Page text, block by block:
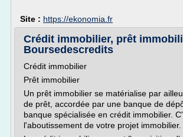
Site : https://ekonomia.fr
Crédit immobilier, prêt
Boursedescredits
Crédit immobilier
Prêt immobilier
Un prêt immobilier se matérialise par
de prêt, accordée par une banque de
banque spécialisée en crédit immobilier.
l'aboutissement de votre projet immobilier.